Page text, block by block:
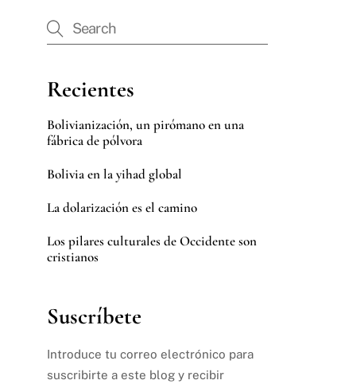
Recientes
Bolivianización, un pirómano en una
fábrica de pólvora
Bolivia en la yihad global
La dolarización es el camino
Los pilares culturales de Occidente son
cristianos
Suscríbete
Introduce tu correo electrónico para
suscribirte a este blog y recibir